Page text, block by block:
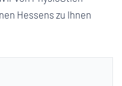
Hessens zu Ihnen